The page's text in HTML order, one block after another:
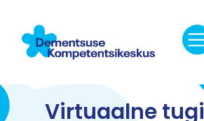
Virtuaalne